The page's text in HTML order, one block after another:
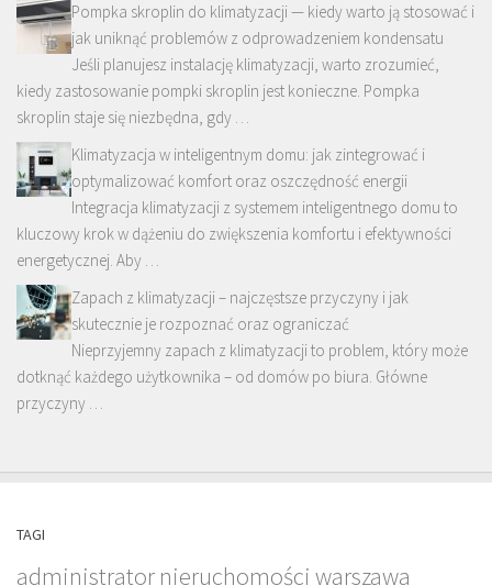
Pompka skroplin do klimatyzacji — kiedy warto ją stosować i
jak uniknąć problemów z odprowadzeniem kondensatu
Jeśli planujesz instalację klimatyzacji, warto zrozumieć,
kiedy zastosowanie pompki skroplin jest konieczne. Pompka
skroplin staje się niezbędna, gdy …
Klimatyzacja w inteligentnym domu: jak zintegrować i
optymalizować komfort oraz oszczędność energii
Integracja klimatyzacji z systemem inteligentnego domu to
kluczowy krok w dążeniu do zwiększenia komfortu i efektywności
energetycznej. Aby …
Zapach z klimatyzacji – najczęstsze przyczyny i jak
skutecznie je rozpoznać oraz ograniczać
Nieprzyjemny zapach z klimatyzacji to problem, który może
dotknąć każdego użytkownika – od domów po biura. Główne
przyczyny …
TAGI
administrator nieruchomości warszawa